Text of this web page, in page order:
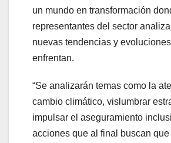
un mundo en transformación
representantes del sector
nuevas tendencias y
enfrentan.
“Se analizarán temas como la
cambio climático, vislumbrar
impulsar el aseguramiento
acciones que al final buscan